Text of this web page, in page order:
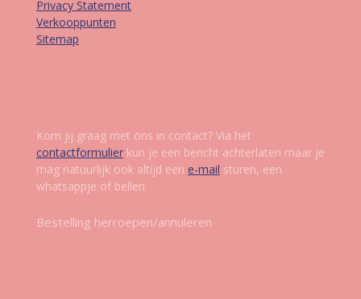
Privacy Statement
Verkooppunten
Sitemap
Kom jij graag met ons in contact? Via het
contactformulierkun je een bericht achterlaten maar je
mag natuurlijk ook altijd een e-mail sturen, een
whatsappje of bellen.
Bestelling herroepen/annuleren